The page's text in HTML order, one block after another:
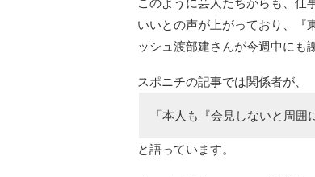
このように芸人たちからも、仕
いいとの声が上がっており、『
ッシュ渡部建さんが今週中にも
スポニチの記事では関係者が、
「本人も『会見しないと周
と語っています。